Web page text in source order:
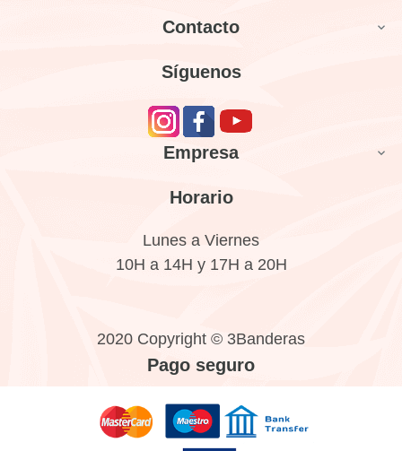
Contacto 
Síguenos
Empresa 
Horario
Lunes a Viernes
10H a 14H y 17H a 20H
2020 Copyright © 3Banderas
Pago seguro